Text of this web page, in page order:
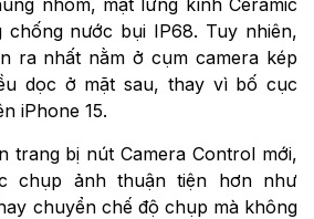
chống nước bụi IP68. Tuy nhiên,
ra nhất nằm ở cụm camera kép
dọc ở mặt sau, thay vì bố cục
iPhone 15.
trang bị nút Camera Control mới,
chụp ảnh thuận tiện hơn như
chuyển chế độ chụp mà không